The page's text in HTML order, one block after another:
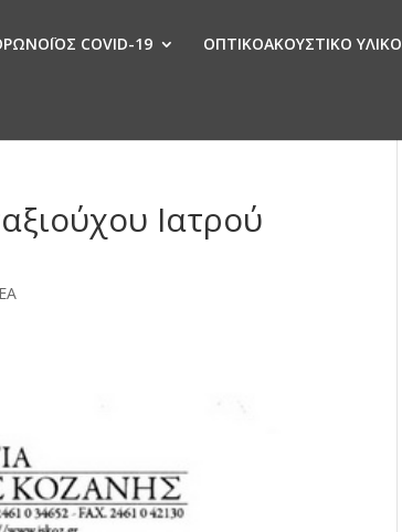
COVID-19 ΟΠΤΙΚΟΑΚΟΥΣΤΙΚΟ ΥΛΙΚΟ
Ιατρού